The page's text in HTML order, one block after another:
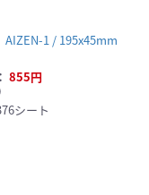
1 / 195x45mm
855円
シート